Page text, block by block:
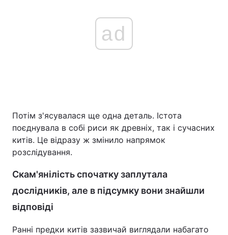
ad
Потім з'ясувалася ще одна деталь. Істота
поєднувала в собі риси як древніх, так і сучасних
китів. Це відразу ж змінило напрямок
розслідування.
Скам'янілість спочатку заплутала
дослідників, але в підсумку вони знайшли
відповіді
Ранні предки китів зазвичай виглядали набагато